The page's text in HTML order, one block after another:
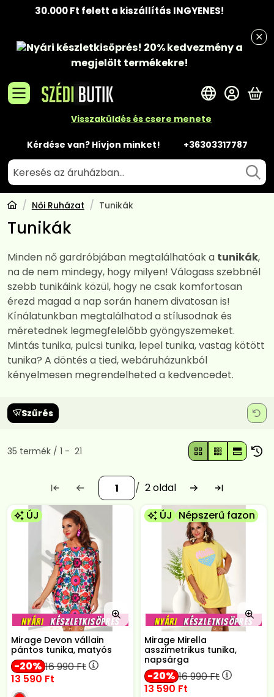
30.000 Ft felett a kiszállítás INGYENES!
Nyári készletkisöprés! 20% kedvezménya
megjelölt termékekre!
Visszaküldés és csere menete
Kérdése van? Hívjon minket! +36303317787
A
Női Ruházat Tunikák
Tunikák
Minden nő gardróbjában megtalálhatóak a tunikák,
na de nem mindegy, hogy milyen! Válogass szebbnél
szebb tunikáink közül, hogy ne csak komfortosan
érezd magad a nap során hanem divatosan is!
Kínálatunkban megtalálhatod a stílusodnak és
méretednek legmegfelelőbb gyöngyszemeket.
Mintás tunika, pulcsi tunika, lepel tunika, vastag kötött
tunika? A döntés a tied, webáruházunkból
kényelmesen megrendelheted a kedvencedet.
Szűrés
Összes termék a kategóriában
35 termék 1 21
2
ÚJ
Mirage Devon vállain
pántos tunika, matyós
20 16 990Ft
13 590 Ft
ÚJ Népszerű fazon
Mirage Mirella
asszimetrikus tunika,
napsárga
20 16 990Ft
13 590 Ft